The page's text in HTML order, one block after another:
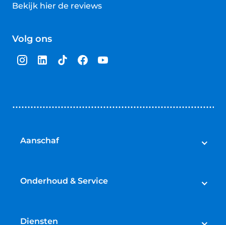
Bekijk hier de reviews
van
sterren
Volg ons
Aanschaf
Bedrijfswagens
Onderhoud & Service
APK
Diensten